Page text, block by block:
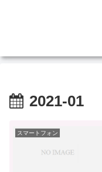
2021-01
スマートフォン